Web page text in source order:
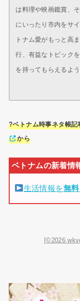
は料理や映画鑑賞、
にいったり市内をサ
トナム愛がもっと高
行、有益なトピック
を持ってもらえるよ
?ベトナム時事ネタ帳
から
生活情報を無料
[©2026